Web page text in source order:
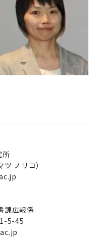
所
ノリコ）
課広報係
5-45